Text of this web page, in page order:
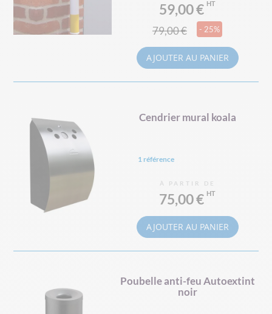
59,00 €
79,00 € - 25%
AJOUTER AU PANIER
Cendrier mural koala
1 référence
À PARTIR DE
75,00 €
AJOUTER AU PANIER
Poubelle anti-feu Autoextint
noir